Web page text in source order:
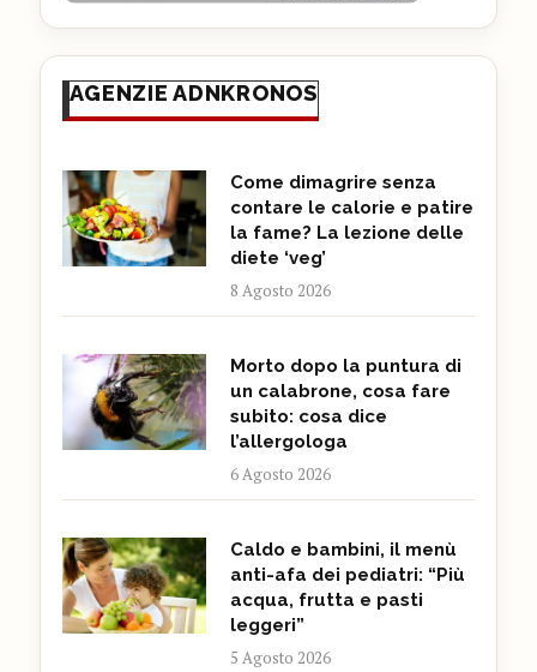
AGENZIE ADNKRONOS
Come dimagrire senza
contare le calorie e patire
la fame? La lezione delle
diete ‘veg’
8 Agosto 2026
Morto dopo la puntura di
un calabrone, cosa fare
subito: cosa dice
l’allergologa
6 Agosto 2026
Caldo e bambini, il menù
anti-afa dei pediatri: “Più
acqua, frutta e pasti
leggeri”
5 Agosto 2026